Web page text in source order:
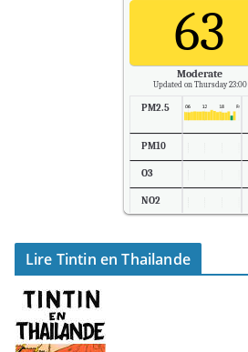
63
Moderate
Updated on Thursday 23:00
PM2.5
PM10
O3
NO2
Temp.
Lire Tintin en Thailande